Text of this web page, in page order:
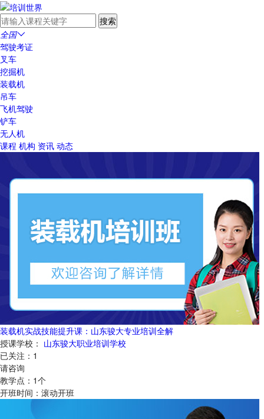
全国
驾驶考证
叉车
挖掘机
装载机
吊车
飞机驾驶
铲车
无人机
课程 机构 资讯 动态
装载机实战技能提升课：山东骏大专业培训全解
授课学校： 山东骏大职业培训学校
已关注： 1
请咨询
教学点： 1个
开班时间： 滚动开班